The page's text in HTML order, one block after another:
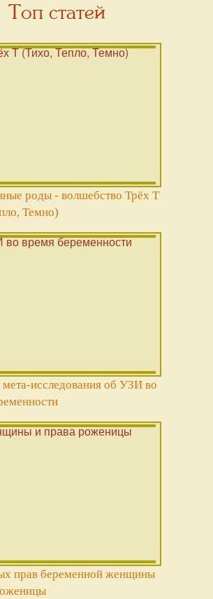
Топ статей
роды - волшебство Трёх Т
Темно)
исследования об УЗИ во
прав беременной женщины